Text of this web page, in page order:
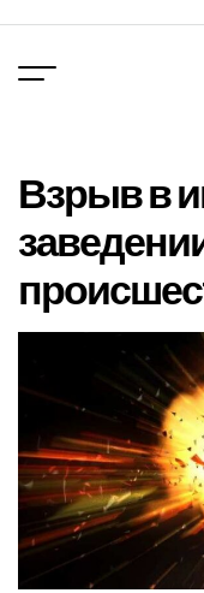
вмісту
Взрыв в